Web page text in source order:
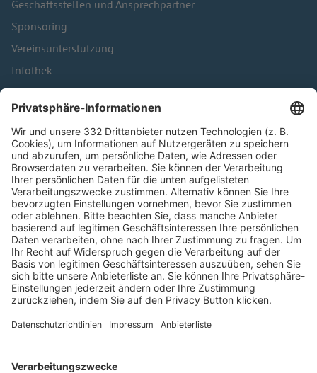
Geschäftsstellen und Ansprechpartner
Sponsoring
Vereinsunterstützung
Infothek
Kontakt
HÄUFIG BESUCHTE SEITEN
Pässe und Vereinswechsel
Trainerausbildung
Schulungsangebot Vereinsmitarbeiter
BFV-Geschäftsstellen
Trainerbörse
Login SpielPlus
FOLGE DEM BFV